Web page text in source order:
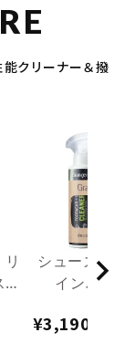
クリーナー＆撥
シューズケア
インパック
¥3,190